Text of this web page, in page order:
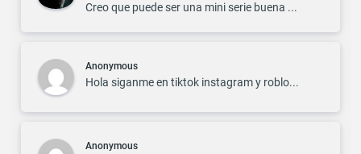
Creo que puede ser una mini serie buena ...
Anonymous
Hola siganme en tiktok instagram y roblo...
Anonymous